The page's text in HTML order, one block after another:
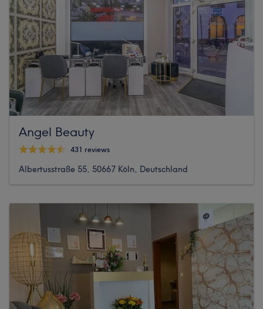
Angel Beauty
431 reviews
Albertusstraße 55, 50667 Köln, Deutschland